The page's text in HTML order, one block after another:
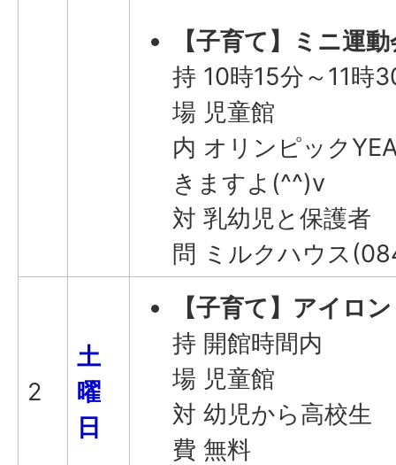
【子育て】ミニ運
持 10時15分～11時
場 児童館
内 オリンピック
きますよ(^^)v
対 乳幼児と保護者
問 ミルクハウス
2
土
曜
日
【子育て】アイロ
持 開館時間内
場 児童館
対 幼児から高校生
費 無料